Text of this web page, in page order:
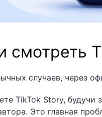
смотреть
случаев, через
TikTok Story,
Это главная